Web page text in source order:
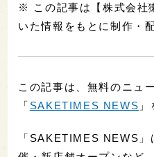
※ この記事は【株式会社
いた情報をもとに制作・
この記事は、無料のニュ
「 SAKETIMES NEWS
「SAKETIMES NEWS